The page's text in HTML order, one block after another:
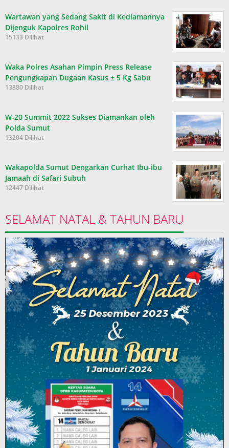
Wartawan yang Sedang Sakit di Kediamannya
Dijenguk Kapolres Rohil
15133 Dilihat
Waka Polres Asahan Pimpin Press Release
Pengungkapan Dugaan Kasus ± 5 Kg Sabu
13880 Dilihat
W-20 Summit 2022 Sukses Diamankan oleh
Polda Sumut
13204 Dilihat
Wakapolda Sumut Dengarkan Curhat Ibu-ibu
Jamaah di Safari Subuh
12447 Dilihat
SELAMAT NATAL & TAHUN BARU